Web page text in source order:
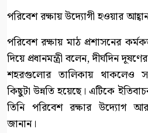
পরিবেশ রক্ষায় উদ্যোগী হওয়ার
পরিবেশ রক্ষায় মাঠ প্রশাসনের
দিয়ে প্রধানমন্ত্রী বলেন, দীর্ঘদিন
শহরগুলোর তালিকায় থাকলেও
কিছুটা উন্নতি হয়েছে। এটিকে
তিনি পরিবেশ রক্ষার উদ্যোগ
জানান।